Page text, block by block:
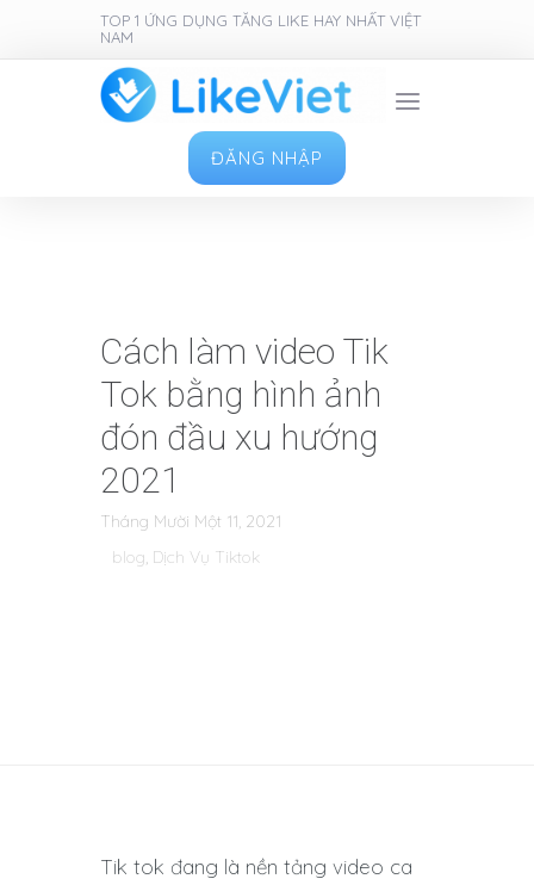
TOP 1 ỨNG DỤNG TĂNG LIKE HAY NHẤT VIỆT
NAM
ĐĂNG NHẬP
Cách làm video Tik
Tok bằng hình ảnh
đón đầu xu hướng
2021
Tháng Mười Một 11, 2021
blog, Dịch Vụ Tiktok
Tik tok đang là nền tảng video ca